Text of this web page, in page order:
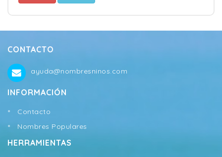
CONTACTO
ayuda@nombresninos.com
INFORMACIÓN
Contacto
Nombres Populares
HERRAMIENTAS